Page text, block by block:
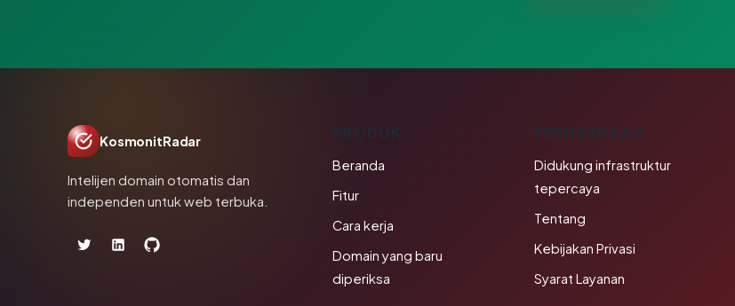
KosmonitRadar
Intelijen domain otomatis dan
independen untuk web terbuka.
Beranda
Fitur
Cara kerja
Domain yang baru
diperiksa
PERUSAHAAN
Didukung infrastruktur
tepercaya
Tentang
Kebijakan Privasi
Syarat Layanan